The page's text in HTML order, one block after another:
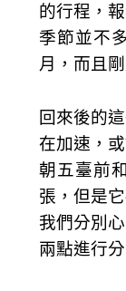
的行程，
季節並不
月，而且
回來後的
在加速，
朝五臺前
張，但是
我們分別
兩點進行